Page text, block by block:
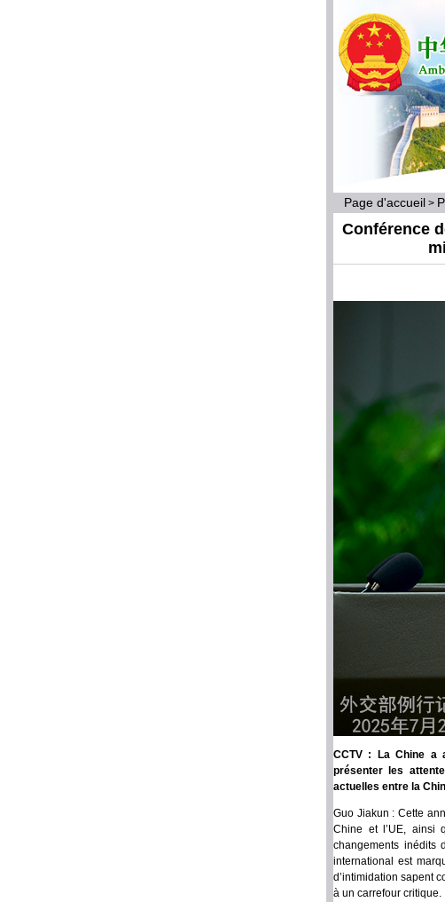
Page d'accueil >
Conférence
CCTV : La Chine a
présenter les
actuelles entre la
Guo Jiakun : Cette
Chine et l’UE, ainsi
changements inédits
international est
d’intimidation sapent
à un carrefour